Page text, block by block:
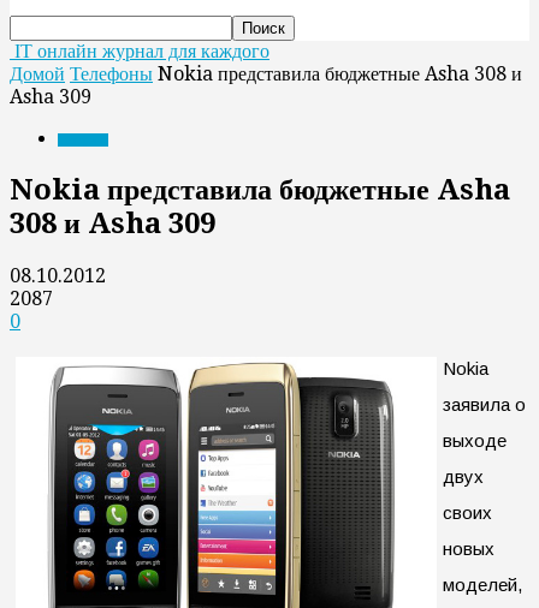
IT онлайн журнал для каждого
Домой Телефоны Nokia представила бюджетные Asha 308 и
Asha 309
Nokia представила бюджетные Asha
308 и Asha 309
08.10.2012
2087
0
Nokia
заявила о
выходе
двух
своих
новых
моделей,